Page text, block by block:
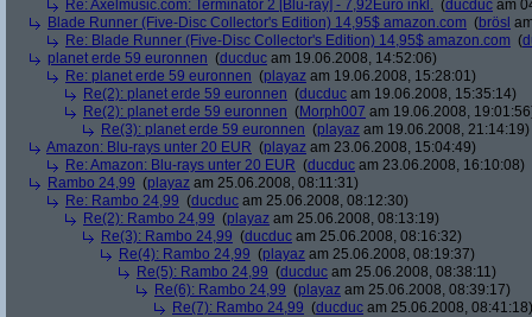
Re: Axelmusic.com: Terminator 2 [Blu-ray] - 7,92Euro inkl. (ducduc am
Blade Runner (Five-Disc Collector's Edition) 14,95$ amazon.com (brösl
Re: Blade Runner (Five-Disc Collector's Edition) 14,95$ amazon.com (
planet erde 59 euronnen (ducduc am 19.06.2008, 14:52:06)
Re: planet erde 59 euronnen (playaz am 19.06.2008, 15:28:01)
Re(2): planet erde 59 euronnen (ducduc am 19.06.2008, 15:35:14)
Re(2): planet erde 59 euronnen (Morph007 am 19.06.2008,
Re(3): planet erde 59 euronnen (playaz am 19.06.2008, 21:14:19)
Amazon: Blu-rays unter 20 EUR (playaz am 23.06.2008, 15:04:49)
Re: Amazon: Blu-rays unter 20 EUR (ducduc am 23.06.2008, 16:10:08)
Rambo 24,99 (playaz am 25.06.2008, 08:11:31)
Re: Rambo 24,99 (ducduc am 25.06.2008, 08:12:30)
Re(2): Rambo 24,99 (playaz am 25.06.2008, 08:13:19)
Re(3): Rambo 24,99 (ducduc am 25.06.2008, 08:16:32)
Re(4): Rambo 24,99 (playaz am 25.06.2008, 08:19:37)
Re(5): Rambo 24,99 (ducduc am 25.06.2008, 08:38:11)
Re(6): Rambo 24,99 (playaz am 25.06.2008, 08:39:17)
Re(7): Rambo 24,99 (ducduc am 25.06.2008, 08:41:18)